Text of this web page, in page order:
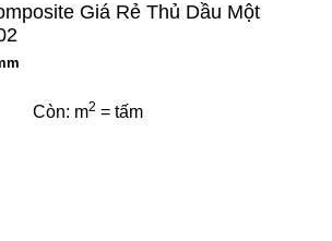
Giá Rẻ Thủ Dầu Một
Còn: m2 = tấm